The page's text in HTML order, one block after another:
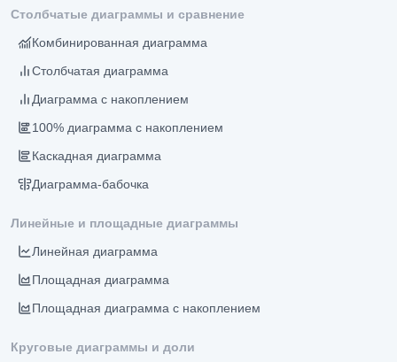
Столбчатые диаграммы и сравнение
Комбинированная диаграмма
Столбчатая диаграмма
Диаграмма с накоплением
100% диаграмма с накоплением
Каскадная диаграмма
Диаграмма-бабочка
Линейные и площадные диаграммы
Линейная диаграмма
Площадная диаграмма
Площадная диаграмма с накоплением
Круговые диаграммы и доли